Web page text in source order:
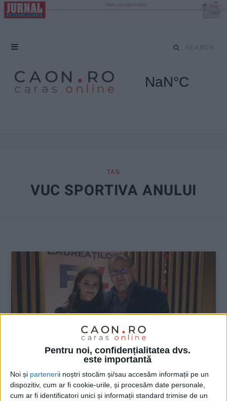
Pentru noi, confidențialitatea dvs.
este importantă
Noi și partenerii noștri stocăm și/sau accesăm informații pe un
dispozitiv, cum ar fi cookie-urile, și procesăm date personale,
cum ar fi identificatori unici și informații standard trimise de un
S
TAG
VUC SPORTIVA ANULUI
SPORT